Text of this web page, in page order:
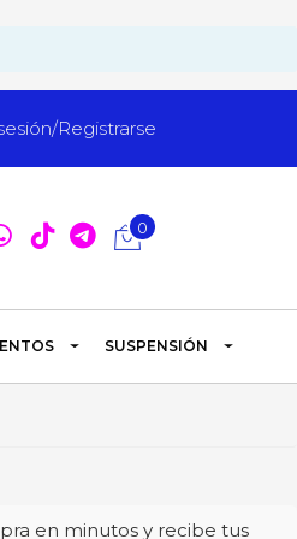
Registrarse
0
SUSPENSIÓN
en minutos y recibe tus